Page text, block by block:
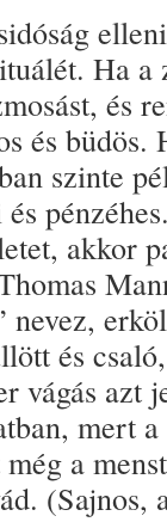
Ha a
és
és büdös.
szinte
akkor
nevez,
és
vágás azt
mert
a
(Sajnos,